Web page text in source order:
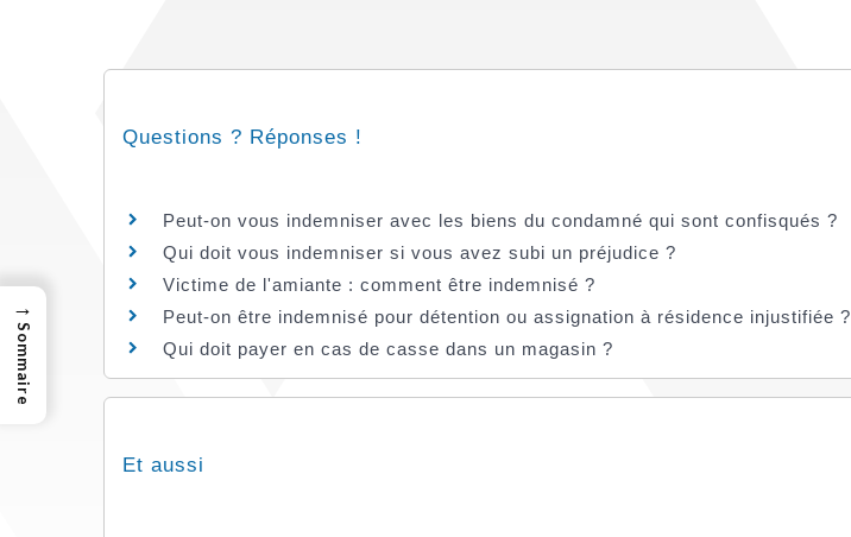
Questions ? Réponses !
Peut-on vous indemniser avec les biens du condamné qui sont confisqués ?
Qui doit vous indemniser si vous avez subi un préjudice ?
Victime de l'amiante : comment être indemnisé ?
Peut-on être indemnisé pour détention ou assignation à résidence injustifiée ?
Qui doit payer en cas de casse dans un magasin ?
Et aussi
→
Sommaire